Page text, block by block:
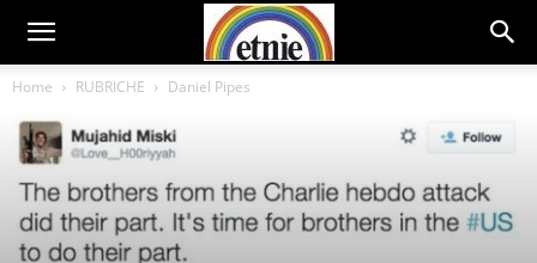
Home RUBRICHE Daniel Pipes